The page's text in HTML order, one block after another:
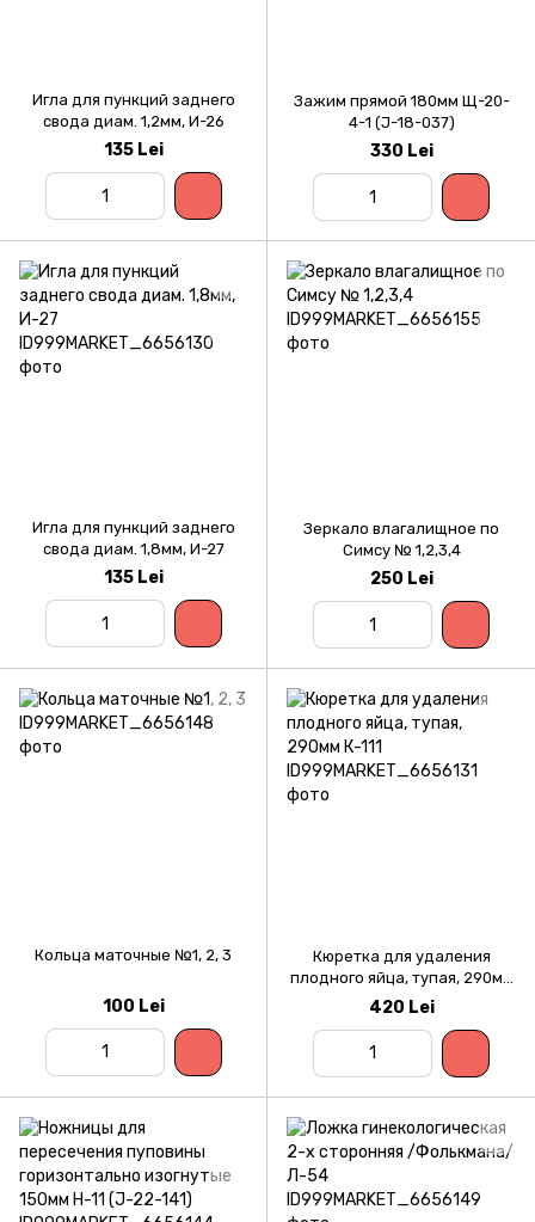
Игла для пункций заднего
свода диам. 1,2мм, И-26
135 Lei
Зажим прямой 180мм Щ-20-
4-1 (J-18-037)
330 Lei
Игла для пункций заднего
свода диам. 1,8мм, И-27
135 Lei
Зеркало влагалищное по
Симсу № 1,2,3,4
250 Lei
Кольца маточные №1, 2, 3
100 Lei
Кюретка для удаления
плодного яйца, тупая, 290мм
К-111
420 Lei